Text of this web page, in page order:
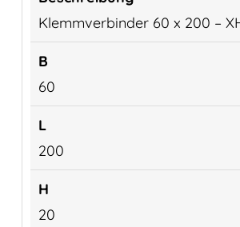
Klemmverbinder 60 x 200 –
60
200
20